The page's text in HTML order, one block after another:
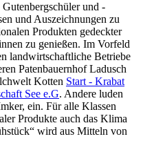
und -
und Auszeichnungen zu
Produkten gedeckter
zu genießen. Im Vorfeld
landwirtschaftliche Betriebe
Patenbauernhof Ladusch
Kotten Start - Krabat
See e.G. Andere luden
ein. Für alle Klassen
Produkte auch das Klima
wird aus Mitteln von